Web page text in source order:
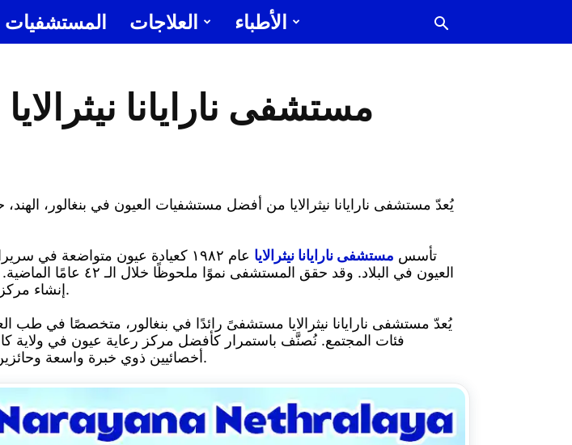
المستشفيات العلاجات
الأطباء
مستشفى نارايانا نيثرالايا
يُعدّ مستشفى نارايانا نيثرالايا من أفضل مستشفيات العيون في بنغالور،
تأسس مستشفى نارايانا نيثرالايا
عام ١٩٨٢ كعيادة عيون متواضعة
العيون في البلاد.
إنشاء مركز رائد للتدريب والخدمات والبحوث في مجال طب العيون حقيقة واقعة.
يُعدّ مستشفى نارايانا نيثرالايا مستشفىً رائدًا في بنغالور، متخصصًا في طب
فئات المجتمع. نُصنَّف باستمرار كأفضل مركز رعاية عيون في ولاية
أخصائيين ذوي خبرة واسعة وحائزين على جوائز، إلى جانب الرعاية الرحيمة، لنقدم لمرضانا نتائج استثنائية.